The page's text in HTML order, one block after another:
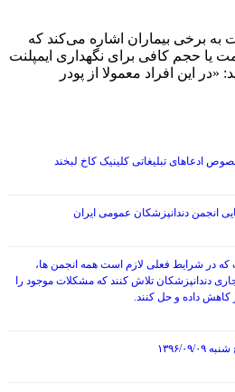
به برخی بیماران اشاره می‌کند که
یا حجم کافی برای نگهداری ایمپلنت
«در این افراد معمولا از پودر
ادعاهای تبلیغاتی کلینیک کاخ لبخند
انجمن دندانپزشکان عمومی ایران
در شرایط فعلی لازم است همه انجمن ها،
دندانپزشکان تلاش کنند که مشکلات موجود را
کاهش داده و حل کنند.